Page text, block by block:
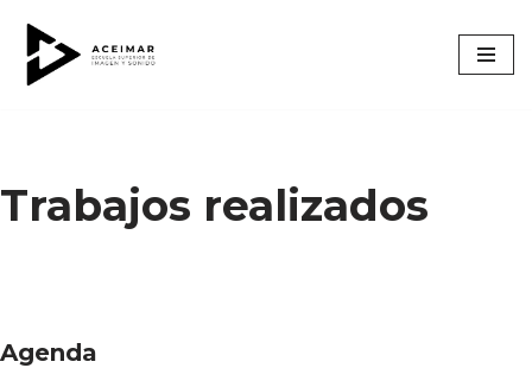
Saltar
al
Trabajos realizados
Agenda